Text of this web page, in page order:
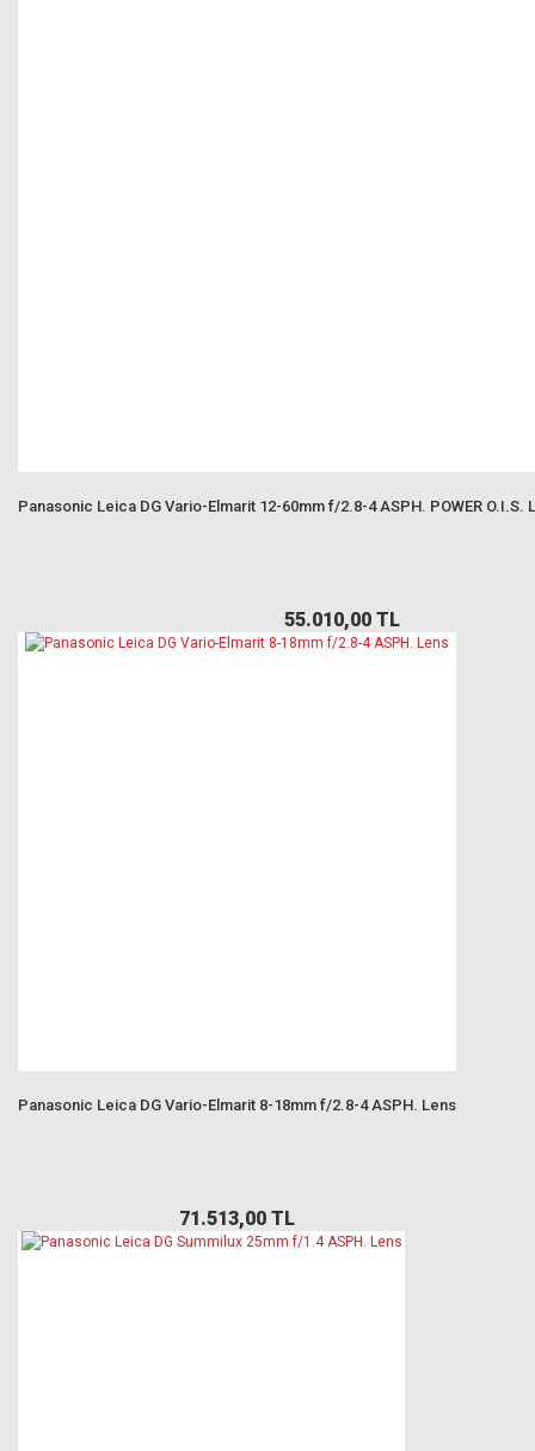
Panasonic Leica DG Vario-Elmarit 12-60mm f/2.8-4 ASPH. POWER O.I.S.
55.010,00 TL
Panasonic Leica DG Vario-Elmarit 8-18mm f/2.8-4 ASPH. Lens
71.513,00 TL